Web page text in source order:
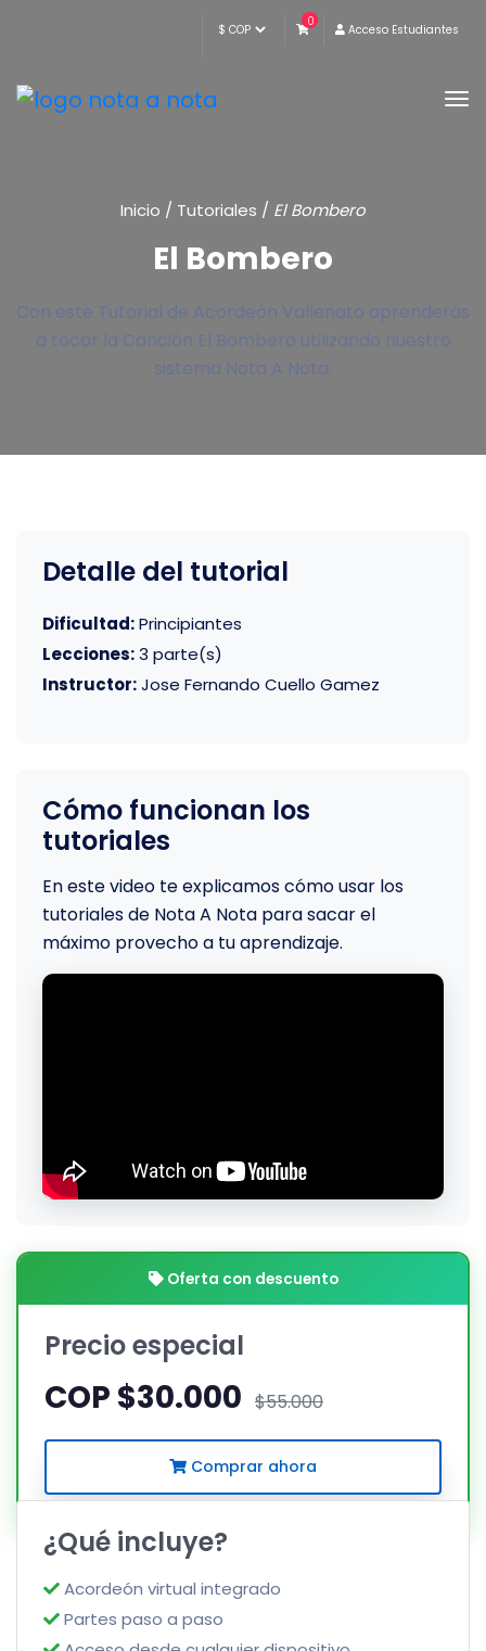
0
Acceso Estudiantes
Inicio / Tutoriales / El Bombero
El Bombero
Con este Tutorial de Acordeón Vallenato aprenderás
a tocar la Canción El Bombero utilizando nuestro
sistema Nota A Nota.
Detalle del tutorial
Dificultad:Principiantes
Lecciones:3 parte(s)
Instructor:Jose Fernando Cuello Gamez
Cómo funcionan los
tutoriales
En este video te explicamos cómo usar los
tutoriales de Nota A Nota para sacar el
máximo provecho a tu aprendizaje.
Oferta con descuento
Precio especial
COP $30.000 $55.000
Comprar ahora
¿Qué incluye?
Acordeón virtual integrado
Partes paso a paso